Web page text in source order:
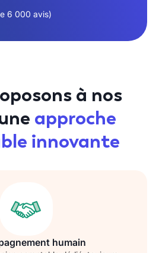
6 000 avis)
à nos
approche
innovante
humain